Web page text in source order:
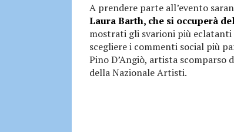
A prendere parte all’evento
Laura Barth, che si occuperà
mostrati gli svarioni più
scegliere i commenti social più
Pino D’Angiò, artista
della Nazionale Artisti.